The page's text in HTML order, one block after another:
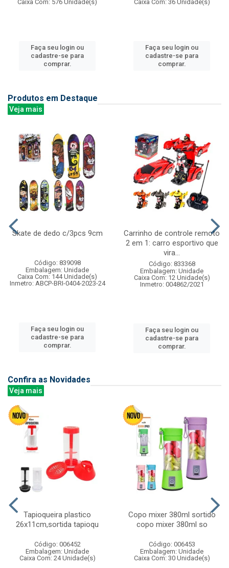
Caixa Com: 576 Unidade(s)
Faça seu login ou
cadastre-se para
comprar.
Caixa Com: 36 Unidade(s)
Faça seu login ou
cadastre-se para
comprar.
Produtos em Destaque
Veja mais
Skate de dedo c/3pcs 9cm
Código: 839098
Embalagem: Unidade
Caixa Com: 144 Unidade(s)
Inmetro: ABCP-BRI-0404-2023-24
Faça seu login ou
cadastre-se para
comprar.
Carrinho de controle remoto
2 em 1: carro esportivo que
vira...
Código: 833368
Embalagem: Unidade
Caixa Com: 12 Unidade(s)
Inmetro: 004862/2021
Faça seu login ou
cadastre-se para
comprar.
Confira as Novidades
Veja mais
Tapioqueira plastico
26x11cm,sortida tapioqu
Código: 006452
Embalagem: Unidade
Caixa Com: 24 Unidade(s)
Copo mixer 380ml sortido
copo mixer 380ml so
Código: 006453
Embalagem: Unidade
Caixa Com: 30 Unidade(s)